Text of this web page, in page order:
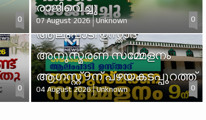
0
രാജിവെച്ചു
07 August 2026 Unknown 0
0
ആലംപാടി ഉസ്താദ്
അനുസ്മരണ സമ്മേളനം
ആഗസ്റ്റ് 9ന് പഴയകടപ്പുറത്ത്
04 August 2026 Unknown 0